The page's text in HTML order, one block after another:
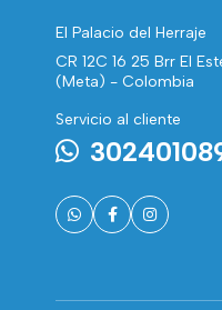
El Palacio del Herraje
CR 12C 16 25 Brr El
(Meta) - Colombia
Servicio al cliente